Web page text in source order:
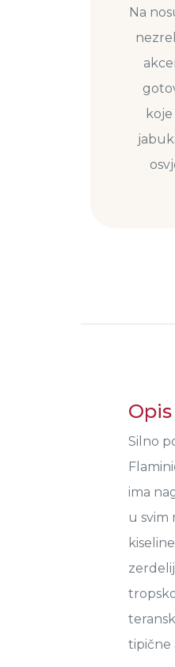
Na
Silno
ima
u svim
tipične